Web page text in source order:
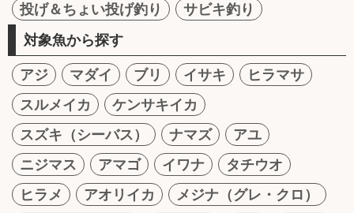
投げ＆ちょい投げ釣り
サビキ釣り
対象魚から探す
アジ マダイ ブリ イサキ
ヒラマサ
スルメイカ
ケンサキイカ
スズキ（シーバス）
ナマズ
アユ
ニジマス
アマゴ イワナ
タチウオ
ヒラメ
アオリイカ
メジナ（グレ・クロ）